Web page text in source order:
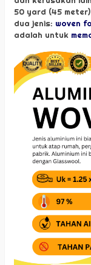
50 yard (45
dua jenis: woven
adalah untuk